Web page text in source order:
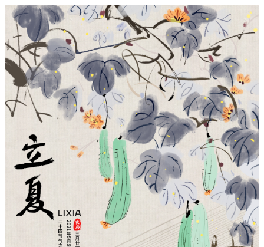
便民服务 利企服务 投资项目
中介服务 阳光政务
政民互动
12345网上接诉即办 我要咨询 我要建议
参与调查 在线访谈 图说互动
走进北京
北京概况 十六区概览 人文北京